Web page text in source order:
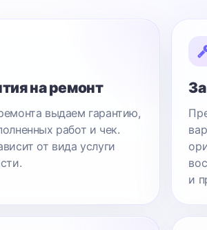
на ремонт
выдаем гарантию,
работ и чек.
от вида услуги
и